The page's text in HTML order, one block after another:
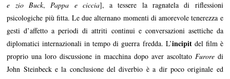
e zio Buck,Pappa e ciccia], a tessere la ragnatela di riflessioni
psicologiche più fitta. Le due alternano momenti di amorevole tenerezza e
gesti d’affetto a periodi di attriti continui e conversazioni asettiche da
diplomatici internazionali in tempo di guerra fredda. L’incipitdel film è
proprio una loro discussione in macchina dopo aver ascoltato Furoredi
John Steinbeck e la conclusione del diverbio è a dir poco originale ed